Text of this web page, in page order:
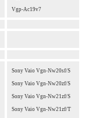
Vgp-Ac19v7
Sony Vaio Vgn-Nw20sf/S
Sony Vaio Vgn-Nw20zf/S
Sony Vaio Vgn-Nw21zf/S
Sony Vaio Vgn-Nw21zf/T